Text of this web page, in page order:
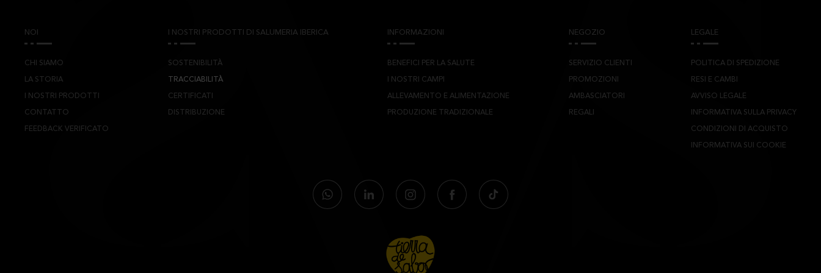
NOI
CHI SIAMO
LA STORIA
I NOSTRI PRODOTTI
CONTATTO
FEEDBACK VERIFICATO
I NOSTRI PRODOTTI DI SALUMERIA IBERICA
SOSTENIBILITÀ
TRACCIABILITÀ
CERTIFICATI
DISTRIBUZIONE
INFORMAZIONI
BENEFICI PER LA SALUTE
I NOSTRI CAMPI
ALLEVAMENTO E ALIMENTAZIONE
PRODUZIONE TRADIZIONALE
NEGOZIO
SERVIZIO CLIENTI
PROMOZIONI
AMBASCIATORI
REGALI
LEGALE
POLITICA DI SPEDIZIONE
RESI E CAMBI
AVVISO LEGALE
INFORMATIVA SULLA PRIVACY
CONDIZIONI DI ACQUISTO
INFORMATIVA SUI COOKIE